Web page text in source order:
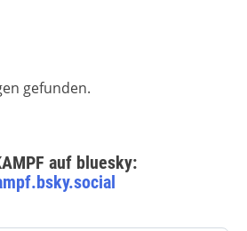
gefunden.
auf bluesky: